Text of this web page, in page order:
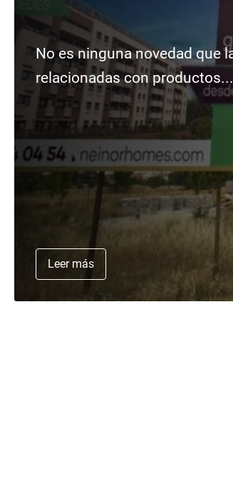
No es ninguna novedad que
relacionadas con productos...
Leer más